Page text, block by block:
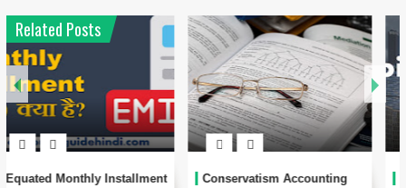
Related Posts
Capital Budgeting क्या है?
Economy क्या है? | अर्थव्यवस्था की